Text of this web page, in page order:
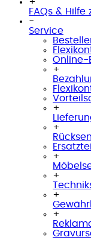
FAQs & Hilfe
-
Service
Online-
+
+
+
+
+
+
+